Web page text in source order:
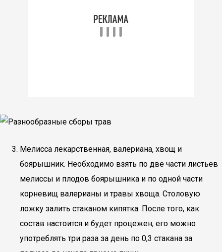
Мелисса лекарственная, валериана, хвощ и
боярышник. Необходимо взять по две части листьев
мелиссы и плодов боярышника и по одной части
корневищ валерианы и травы хвоща. Столовую
ложку залить стаканом кипятка. После того, как
состав настоится и будет процежен, его можно
употреблять три раза за день по 0,3 стакана за